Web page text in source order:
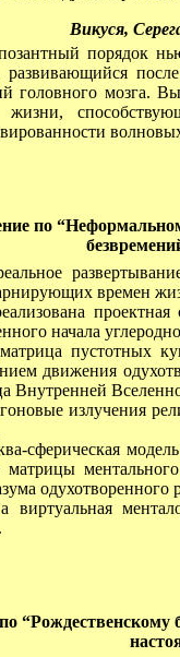
Викуся,
порядок
развивающийся
головного мозга.
жизни,
по
времен
проектная
начала
пустотных
движения
Внутренней
излучения
сферическая
матрицы
одухотворенного
“Рождественскому